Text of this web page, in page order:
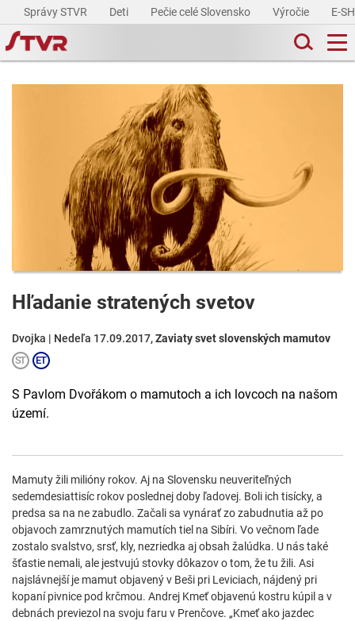
Správy STVR Deti Pečie celé Slovensko Výročie E-
Hľadanie stratených svetov
Dvojka | Nedeľa 17.09.2017,Zaviaty svet slovenských mamutov
S Pavlom Dvořákom o mamutoch a ich lovcoch na našom
území.
Mamuty žili milióny rokov. Aj na Slovensku neuveriteľných
sedemdesiattisíc rokov poslednej doby ľadovej. Boli ich tisícky, a
predsa sa na ne zabudlo. Začali sa vynárať zo zabudnutia až po
objavoch zamrznutých mamutích tiel na Sibíri. Vo večnom ľade
zostalo svalstvo, srsť, kly, nezriedka aj obsah žalúdka. U nás také
šťastie nemali, ale jestvujú stovky dôkazov o tom, že tu žili. Asi
najslávnejší je mamut objavený v Beši pri Leviciach, nájdený pri
kopaní pivnice pod krčmou. Andrej Kmeť objavenú kostru kúpil a v
debnách previezol na svoju faru v Prenčove. „Kmeť ako jazdec